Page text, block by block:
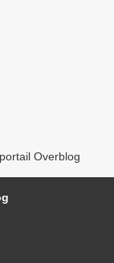
Overblog